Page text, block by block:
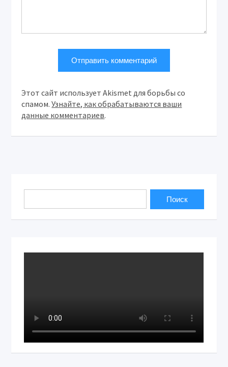
Этот сайт использует Akismet для борьбы со
спамом.Узнайте, как обрабатываются ваши
данные комментариев.